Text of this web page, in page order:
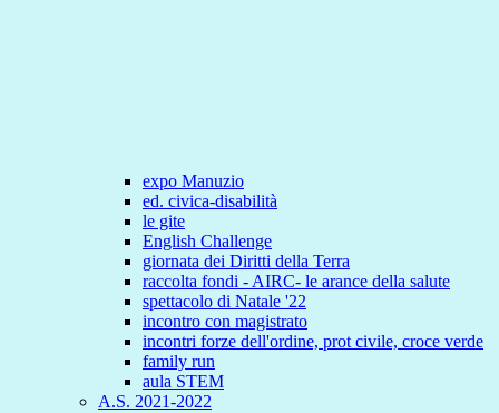
expo Manuzio
ed. civica-disabilità
le gite
English Challenge
giornata dei Diritti della Terra
raccolta fondi - AIRC- le arance della salute
spettacolo di Natale '22
incontro con magistrato
incontri forze dell'ordine, prot civile, croce verde
family run
aula STEM
A.S. 2021-2022